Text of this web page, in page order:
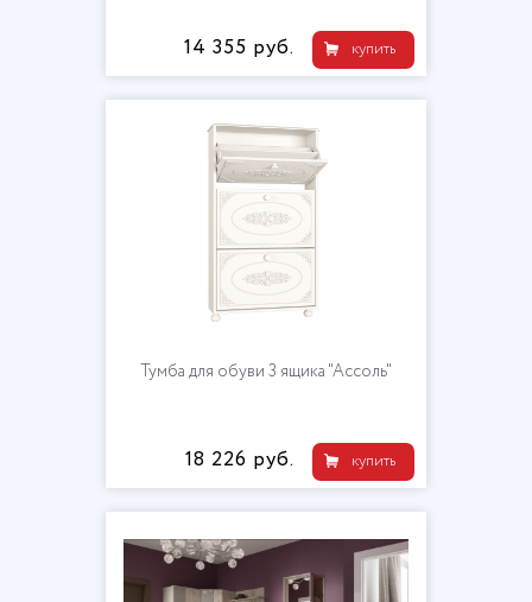
купить
14 355 руб.
Тумба для обуви 3 ящика "Ассоль"
купить
18 226 руб.